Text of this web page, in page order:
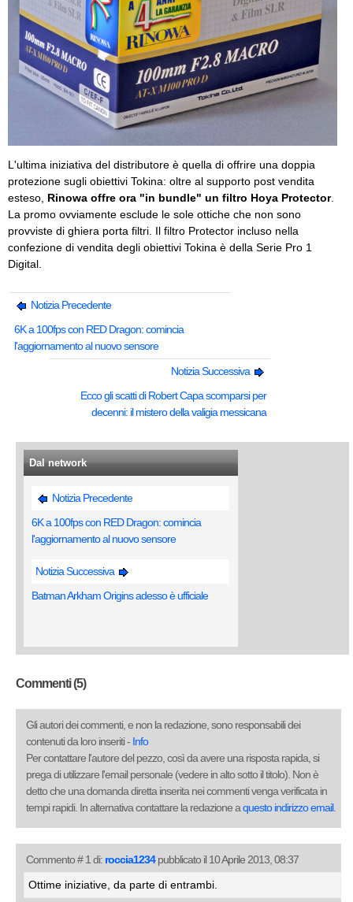
L'ultima iniziativa del distributore è quella di offrire una doppia
protezione sugli obiettivi Tokina: oltre al supporto post vendita
esteso, Rinowa offre ora "in bundle" un filtro Hoya Protector.
La promo ovviamente esclude le sole ottiche che non sono
provviste di ghiera porta filtri. Il filtro Protector incluso nella
confezione di vendita degli obiettivi Tokina è della Serie Pro 1
Digital.
Notizia Precedente
6K a 100fps con RED Dragon: comincia
l'aggiornamento al nuovo sensore
Notizia Successiva
Ecco gli scatti di Robert Capa scomparsi per
decenni: il mistero della valigia messicana
Dal network
Notizia Precedente
6K a 100fps con RED Dragon: comincia
l'aggiornamento al nuovo sensore
Notizia Successiva
Batman Arkham Origins adesso è ufficiale
Commenti (5)
Gli autori dei commenti, e non la redazione, sono responsabili dei
contenuti da loro inseriti - Info
Per contattare l'autore del pezzo, così da avere una risposta rapida, si
prega di utilizzare l'email personale (vedere in alto sotto il titolo). Non è
detto che una domanda diretta inserita nei commenti venga verificata in
tempi rapidi. In alternativa contattare la redazione aquesto indirizzo email.
Commento # 1 di: roccia1234pubblicato il 10 Aprile 2013, 08:37
Ottime iniziative, da parte di entrambi.